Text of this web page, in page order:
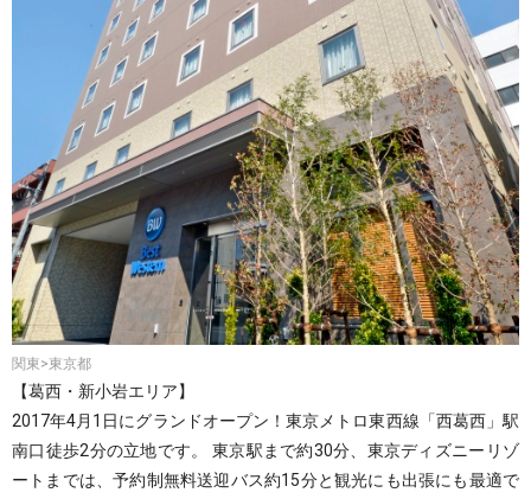
関東>東京都
【葛西・新小岩エリア】
2017年4月1日にグランドオープン！東京メトロ東西線「西葛西」駅
南口徒歩2分の立地です。 東京駅まで約30分、東京ディズニーリゾ
ートまでは、予約制無料送迎バス約15分と観光にも出張にも最適で